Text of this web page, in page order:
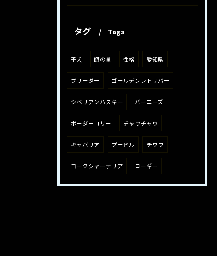
タグ Tags
子犬 餌の量 性格 愛知県
ブリーダー ゴールデンレトリバー
シベリアンハスキー バーニーズ
ボーダーコリー チャウチャウ
キャバリア プードル チワワ
ヨークシャーテリア コーギー